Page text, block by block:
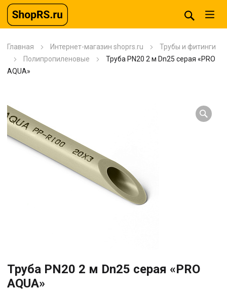
Главная Интернет-магазин shoprs.ru
Трубы и фитинги
Полипропиленовые
Труба PN20 2 м Dn25 серая «PRO
AQUA»
Труба PN20 2 м Dn25 серая «PRO
AQUA»